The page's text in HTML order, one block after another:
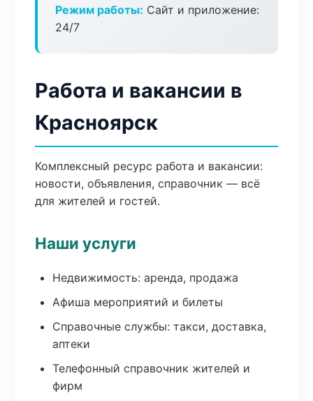
Режим работы: Сайт и приложение:
24/7
Работа и вакансии в
Красноярск
Комплексный ресурс работа и вакансии:
новости, объявления, справочник — всё
для жителей и гостей.
Наши услуги
Недвижимость: аренда, продажа
Афиша мероприятий и билеты
Справочные службы: такси, доставка,
аптеки
Телефонный справочник жителей и
фирм